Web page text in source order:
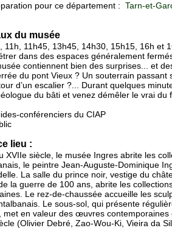
pour ce département : Tarn-et-
du musée
11h, 11h45, 13h45, 14h30, 15h15, 16h et
dans des espaces généralement
contiennent bien des surprises... et
du pont Vieux ? Un souterrain passant
d’un escalier ?... Durant quelques
du bâti et venez démêler le vrai du
conférenciers du CIAP
lieu :
XVIIe siècle, le musée Ingres abrite les
le peintre Jean-Auguste-Dominique
La salle du prince noir, vestige du
la guerre de 100 ans, abrite les
Le rez-de-chaussée accueille les
Le sous-sol, qui présente
met en valeur des œuvres contemporaines
(Olivier Debré, Zao-Wou-Ki, Vieira da